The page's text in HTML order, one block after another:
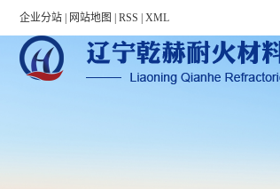
Warning: file_put_contents(/home/
企业分站 网站地图 RSS XML